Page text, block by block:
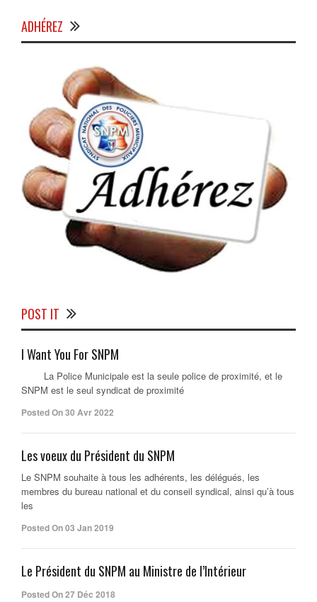
ADHÉREZ
POST IT
I Want You For SNPM
La Police Municipale est la seule police de proximité, et le
SNPM est le seul syndicat de proximité
Posted On 30 Avr 2022
Les voeux du Président du SNPM
Le SNPM souhaite à tous les adhérents, les délégués, les
membres du bureau national et du conseil syndical, ainsi qu’à tous
les
Posted On 03 Jan 2019
Le Président du SNPM au Ministre de l’Intérieur
Posted On 27 Déc 2018